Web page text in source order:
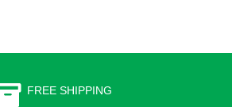
FREE SHIPPING